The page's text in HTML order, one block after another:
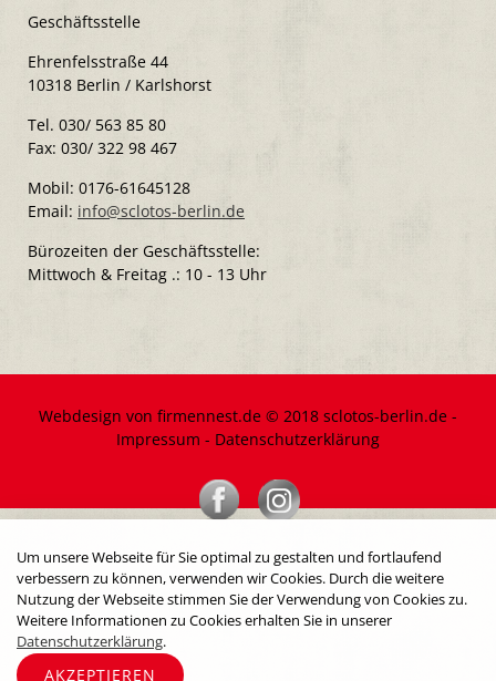
Geschäftsstelle
Ehrenfelsstraße 44
10318 Berlin / Karlshorst
Tel. 030/ 563 85 80
Fax: 030/ 322 98 467
Mobil: 0176-61645128
Email: info@sclotos-berlin.de
Bürozeiten der Geschäftsstelle:
Mittwoch & Freitag .: 10 - 13 Uhr
Webdesign von firmennest.de © 2018 sclotos-berlin.de -
Impressum - Datenschutzerklärung
Um unsere Webseite für Sie optimal zu gestalten und fortlaufend
verbessern zu können, verwenden wir Cookies. Durch die weitere
Nutzung der Webseite stimmen Sie der Verwendung von Cookies zu.
Weitere Informationen zu Cookies erhalten Sie in unserer
Datenschutzerklärung.
AKZEPTIEREN
Trainer
Trainer
Trainer
Kontakt